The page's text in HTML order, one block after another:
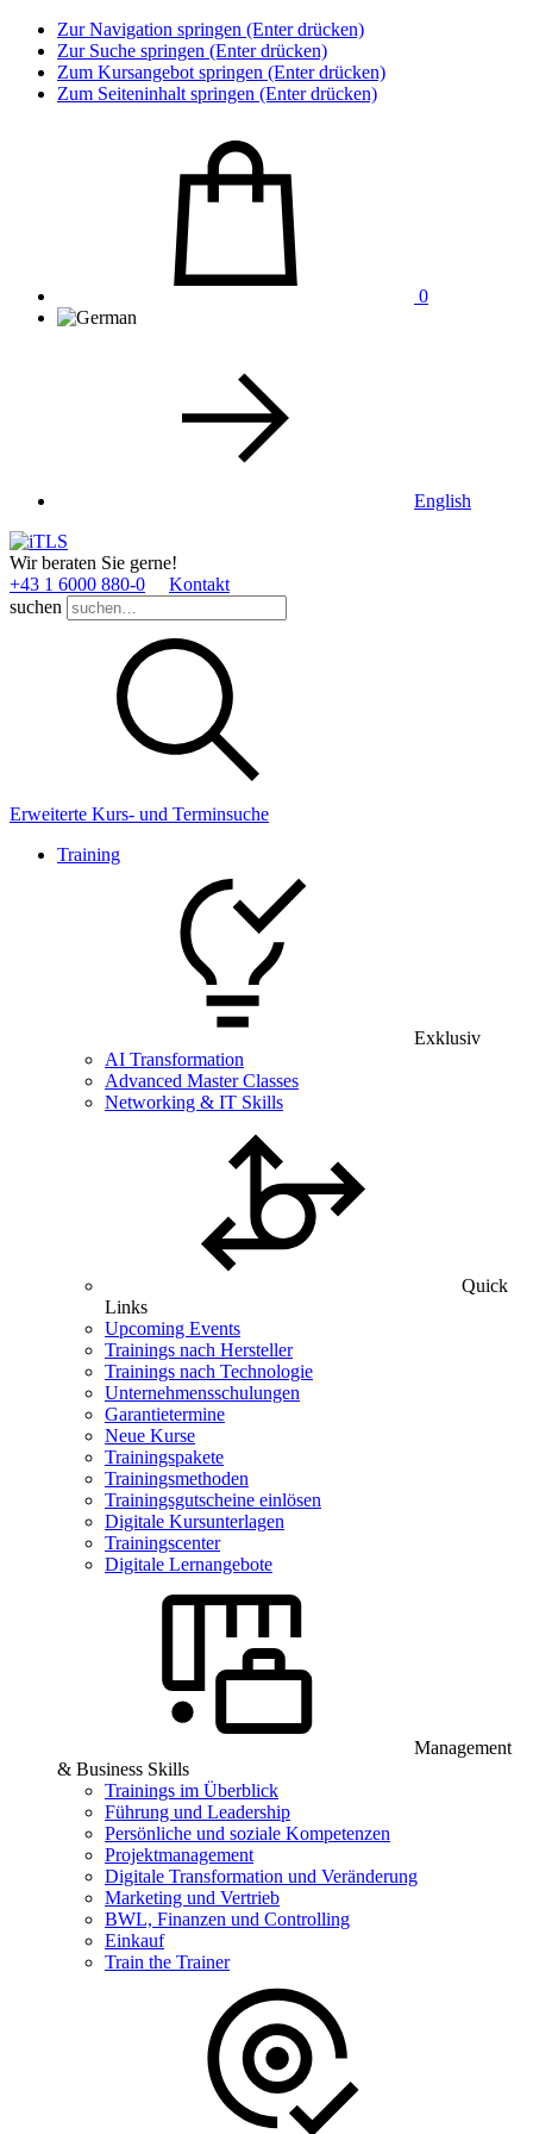
Zur Navigation springen (Enter drücken)
Zur Suche springen (Enter drücken)
Zum Kursangebot springen (Enter drücken)
Zum Seiteninhalt springen (Enter drücken)
0
English
Wir beraten Sie gerne!
+43 1 6000 880­-0
Kontakt
suchen
Erweiterte Kurs- und Terminsuche
Training
Exklusiv
AI Transformation
Advanced Master Classes
Networking & IT Skills
Quick
Links
Upcoming Events
Trainings nach Hersteller
Trainings nach Technologie
Unternehmensschulungen
Garantietermine
Neue Kurse
Trainingspakete
Trainingsmethoden
Trainingsgutscheine einlösen
Digitale Kursunterlagen
Trainingscenter
Digitale Lernangebote
Management
& Business Skills
Trainings im Überblick
Führung und Leadership
Persönliche und soziale Kompetenzen
Projektmanagement
Digitale Transformation und Veränderung
Marketing und Vertrieb
BWL, Finanzen und Controlling
Einkauf
Train the Trainer